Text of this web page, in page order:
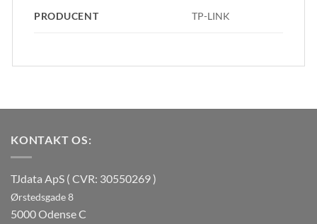
PRODUCENT TP-LINK
KONTAKT OS:
TJdata ApS ( CVR: 30550269 )
Ørstedsgade 8
5000 Odense C